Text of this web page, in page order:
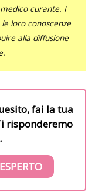
curante. I
loro conoscenze
alla diffusione
fai la tua
risponderemo